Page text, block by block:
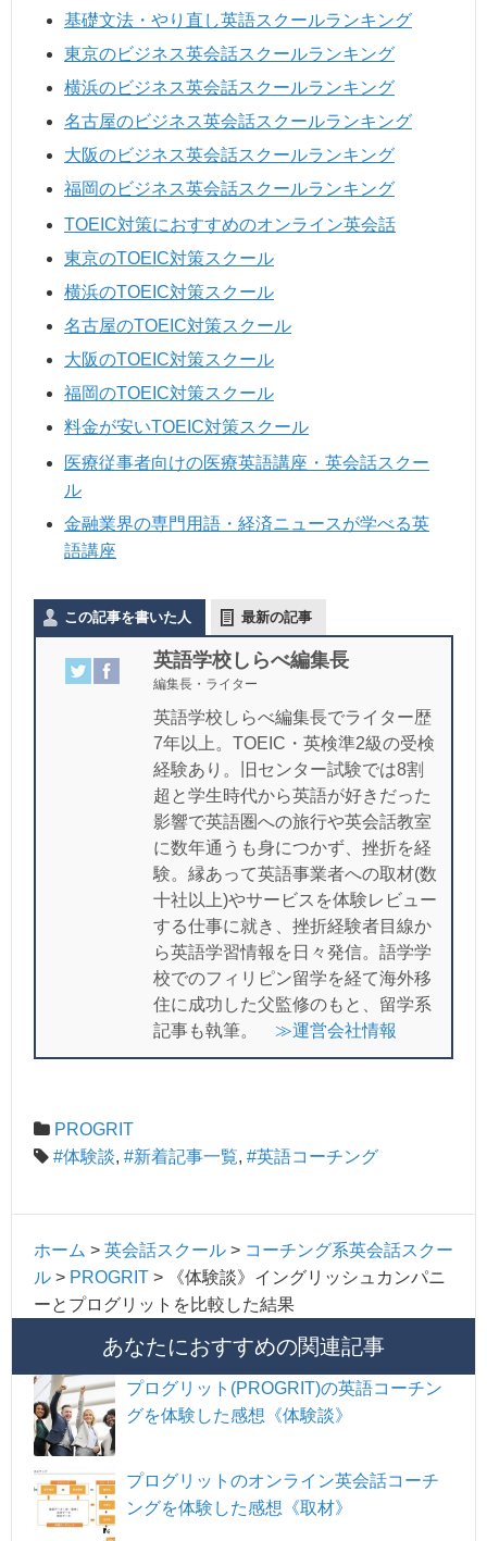
基礎文法・やり直し英語スクールランキング
東京のビジネス英会話スクールランキング
横浜のビジネス英会話スクールランキング
名古屋のビジネス英会話スクールランキング
大阪のビジネス英会話スクールランキング
福岡のビジネス英会話スクールランキング
TOEIC対策におすすめのオンライン英会話
東京のTOEIC対策スクール
横浜のTOEIC対策スクール
名古屋のTOEIC対策スクール
大阪のTOEIC対策スクール
福岡のTOEIC対策スクール
料金が安いTOEIC対策スクール
医療従事者向けの医療英語講座・英会話スクー
ル
金融業界の専門用語・経済ニュースが学べる英
語講座
この記事を書いた人 最新の記事
英語学校しらべ編集長
編集長・ライター
英語学校しらべ編集長でライター歴
7年以上。TOEIC・英検準2級の受検
経験あり。旧センター試験では8割
超と学生時代から英語が好きだった
影響で英語圏への旅行や英会話教室
に数年通うも身につかず、挫折を経
験。縁あって英語事業者への取材(数
十社以上)やサービスを体験レビュー
する仕事に就き、挫折経験者目線か
ら英語学習情報を日々発信。語学学
校でのフィリピン留学を経て海外移
住に成功した父監修のもと、留学系
記事も執筆。 ≫運営会社情報
PROGRIT
#体験談, #新着記事一覧, #英語コーチング
ホーム > 英会話スクール > コーチング系英会話スクー
ル > PROGRIT >
《体験談》イングリッシュカンパニ
ーとプログリットを比較した結果
あなたにおすすめの関連記事
プログリット(PROGRIT)の英語コーチン
グを体験した感想《体験談》
プログリットのオンライン英会話コーチ
ングを体験した感想《取材》